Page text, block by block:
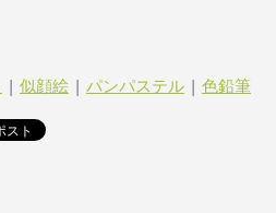
| 似顔絵 | パンパステル | 色鉛筆